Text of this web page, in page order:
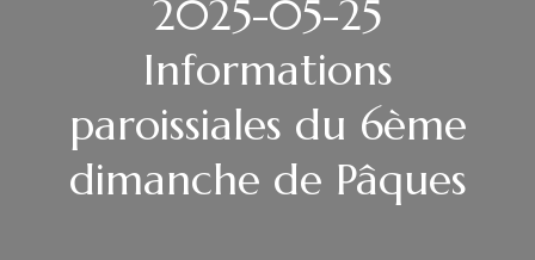
2025-05-25
Informations
paroissiales du 6ème
dimanche de Pâques